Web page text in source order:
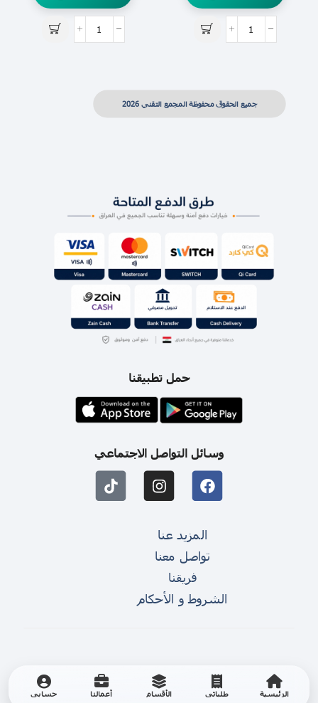
الرئيسية طلباتي الأقسام أعمالنا حسابي
جميع الحقوق محفوظة المجمع التقني 2026
حمل تطبيقنا
وسائل التواصل الاجتماعي
المزيد عنا
تواصل معنا
فريقنا
الشروط و الأحكام